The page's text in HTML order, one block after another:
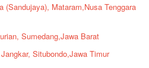
(Sandujaya), Mataram,Nusa Tenggara
Sumedang,Jawa Barat
Situbondo,Jawa Timur